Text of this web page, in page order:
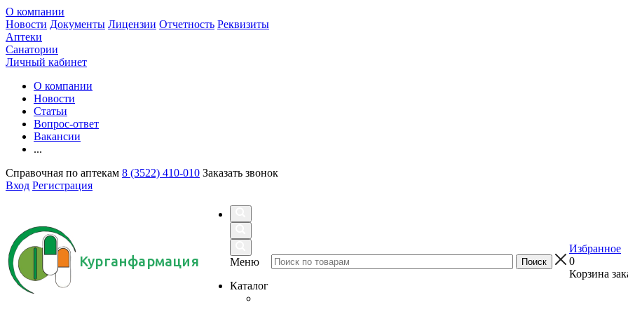
О компании
Новости Документы Лицензии Отчетность Реквизиты
Аптеки
Санатории
Личный кабинет
О компании
Новости
Статьи
Вопрос-ответ
Вакансии
...
Справочная по аптекам 8 (3522) 410-010 Заказать звонок
Вход Регистрация
Курганфармация
Меню
Каталог
Избранное
0
Корзина